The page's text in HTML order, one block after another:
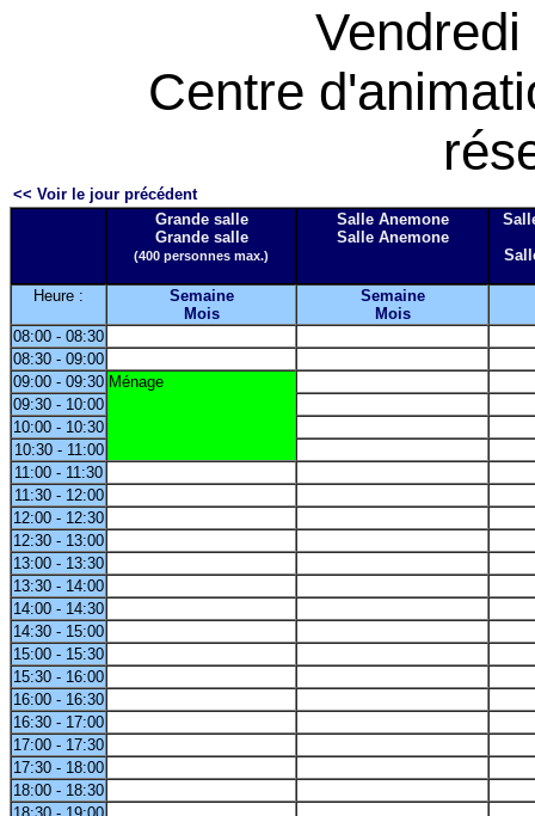
Centre
<< Voir le jour précédent
Grande salle
Grande salle
(400 personnes max.)
Salle Anemone
Salle Anemone
Heure :
Semaine
Mois
Semaine
Mois
08:00 - 08:30
08:30 - 09:00
09:00 - 09:30 Ménage
09:30 - 10:00
10:00 - 10:30
10:30 - 11:00
11:00 - 11:30
11:30 - 12:00
12:00 - 12:30
12:30 - 13:00
13:00 - 13:30
13:30 - 14:00
14:00 - 14:30
14:30 - 15:00
15:00 - 15:30
15:30 - 16:00
16:00 - 16:30
16:30 - 17:00
17:00 - 17:30
17:30 - 18:00
18:00 - 18:30